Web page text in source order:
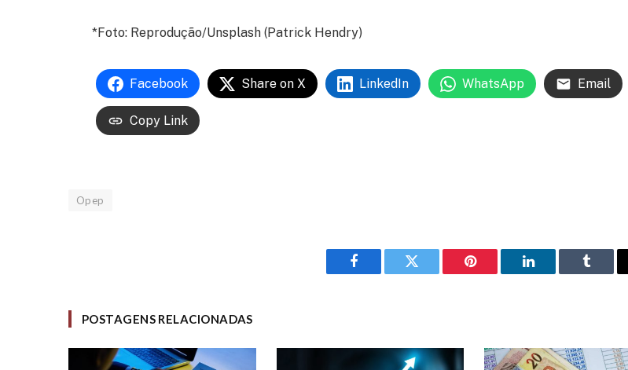
*Foto: Reprodução/Unsplash (Patrick Hendry)
Facebook Share on X LinkedIn WhatsApp Email
Copy Link
Opep
Facebook Twitter Pinterest LinkedIn Tumblr
POSTAGENS RELACIONADAS